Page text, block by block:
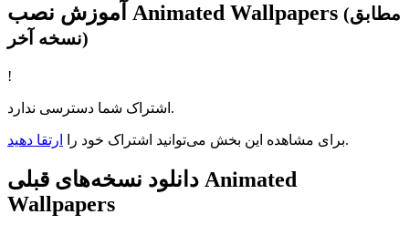
آموزش نصب Animated Wallpapers (مطابق
نسخه آخر)
!
اشتراک شما دسترسی ندارد.
برای مشاهده این بخش می‌توانید اشتراک خود را ارتقا دهید .
دانلود نسخه‌های قبلی Animated
Wallpapers